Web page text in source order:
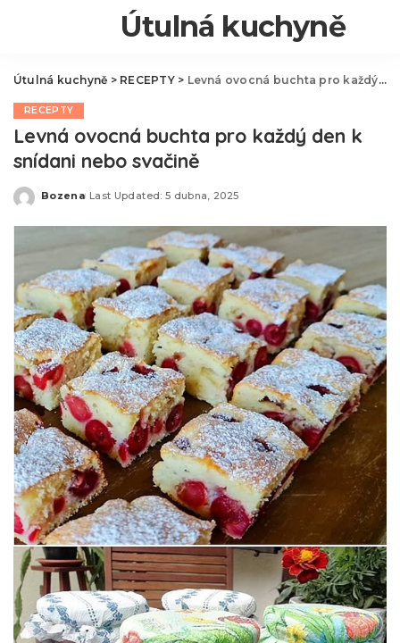
Útulná kuchyně
Útulná kuchyně > RECEPTY> Levná ovocná buchta pro každý den k snídani nebo svačině
RECEPTY
Levná ovocná buchta pro každý den k
snídani nebo svačině
Posted
Bozena Last Updated: 5 dubna, 2025